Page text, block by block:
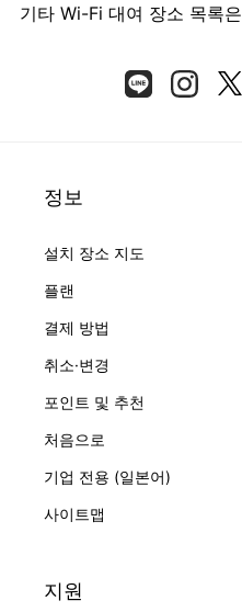
기타 Wi-Fi 대여 장소 목록은
정보
설치 장소 지도
플랜
결제 방법
취소·변경
포인트 및 추천
처음으로
기업 전용 (일본어)
사이트맵
지원